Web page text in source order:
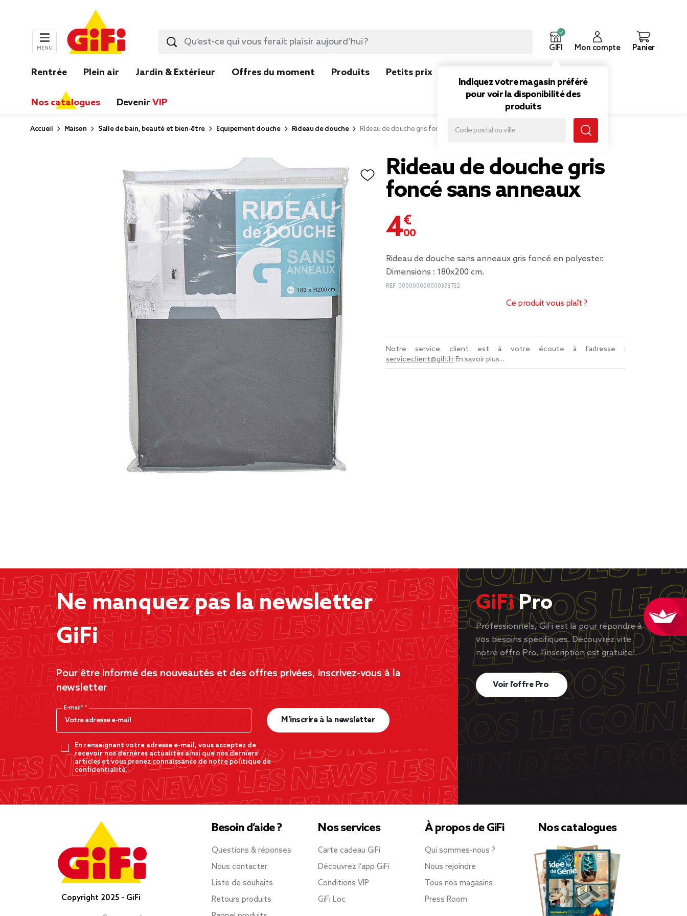
MENU GIFI
Indiquez votre magasin préféré
pour voir la disponibilité des
produits
Mon compte Panier
Rentrée Plein air Jardin & Extérieur Offres du moment Produits Petits prix
Nos catalogues Devenir VIP
Accueil Maison Salle de bain, beauté et bien-être Equipement douche Rideau de douche Rideau de douche gris foncé sans anneaux
Rideau de douche gris
foncé sans anneaux
4,00 €
Rideau de douche sans anneaux gris foncé en polyester.
Dimensions : 180x200 cm.
REF. 000000000000378732
Ce produit vous plaît ?
Notre service client est à votre écoute à l'adresse :
serviceclient@gifi.frEn savoir plus...
Ne manquez pas la newsletter
GiFi
Pour être informé des nouveautés et des offres privées, inscrivez-vous à la
newsletter
E-mail*
En renseignant votre adresse e-mail, vous acceptez de
recevoir nos dernères actualités ainsi que nos derniers
articles et vous prenez connaissance de notre politique de
confidentialité.
M’inscrire à la newsletter
GiFiPro
Professionnels, GiFi est là pour répondre à
vos besoins spécifiques. Découvrez vite
notre offre Pro, l’inscription est gratuite!
Voir l’offre Pro
Copyright 2025 - GiFi
Besoin d’aide ?
Questions & réponses
Nous contacter
Liste de souhaits
Retours produits
Nos services
Carte cadeau GiFi
Découvrez l’app GiFi
Conditions VIP
GiFi Loc
À propos de GiFi
Qui sommes-nous ?
Nous rejoindre
Tous nos magasins
Press Room
Nos catalogues